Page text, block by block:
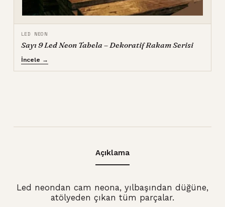
LED NEON
Sayı 9 Led Neon Tabela – Dekoratif Rakam Serisi
İncele →
Açıklama
Led neondan cam neona, yılbaşından düğüne,
atölyeden çıkan tüm parçalar.